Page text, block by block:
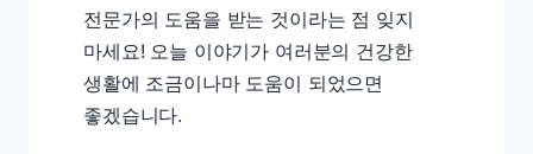
전문가의 도움을 받는 것이라는 점 잊지
마세요! 오늘 이야기가 여러분의 건강한
생활에 조금이나마 도움이 되었으면
좋겠습니다.